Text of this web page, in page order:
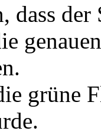
dass
grüne